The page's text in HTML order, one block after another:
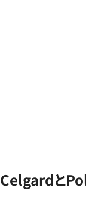
Celgardと